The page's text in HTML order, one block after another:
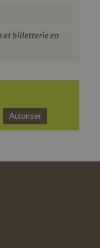
et billetterie en
Autoriser